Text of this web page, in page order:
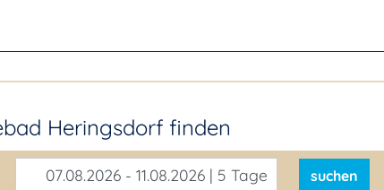
Heringsdorf finden
07.08.2026 - 11.08.2026 | 5 Tage suchen